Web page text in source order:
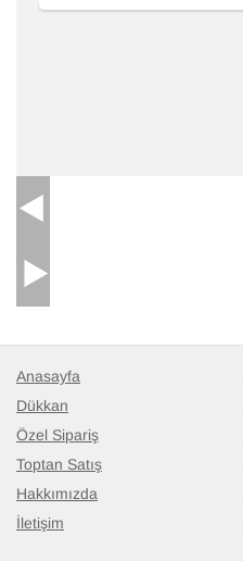
Anasayfa
Dükkan
Özel Sipariş
Toptan Satış
Hakkımızda
İletişim